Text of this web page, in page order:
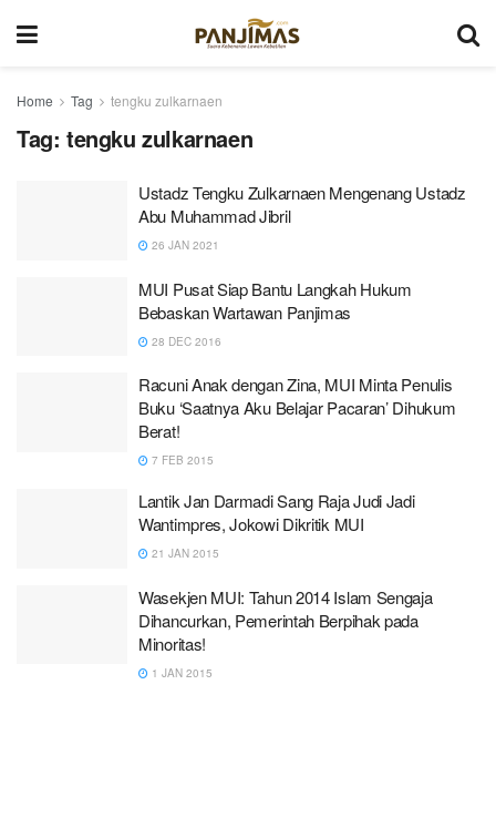
Home Tag tengku zulkarnaen
Tag: tengku zulkarnaen
Ustadz Tengku Zulkarnaen Mengenang Ustadz
Abu Muhammad Jibril
26 JAN 2021
MUI Pusat Siap Bantu Langkah Hukum
Bebaskan Wartawan Panjimas
28 DEC 2016
Racuni Anak dengan Zina, MUI Minta Penulis
Buku ‘Saatnya Aku Belajar Pacaran’ Dihukum
Berat!
7 FEB 2015
Lantik Jan Darmadi Sang Raja Judi Jadi
Wantimpres, Jokowi Dikritik MUI
21 JAN 2015
Wasekjen MUI: Tahun 2014 Islam Sengaja
Dihancurkan, Pemerintah Berpihak pada
Minoritas!
1 JAN 2015